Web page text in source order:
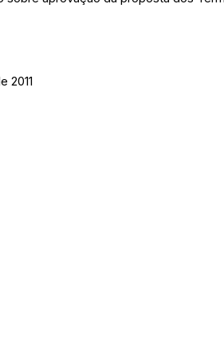
2011